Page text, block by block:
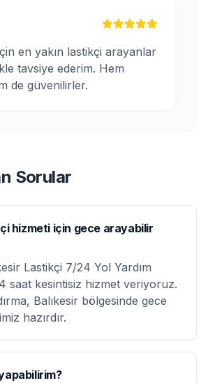
en yakın lastikçi arayanlar
tavsiye ederim. Hem
de güvenilirler.
Sorular
hizmeti için gece arayabilir
Lastikçi 7/24 Yol Yardım
saat kesintisiz hizmet veriyoruz.
Balıkesir bölgesinde gece
hazırdır.